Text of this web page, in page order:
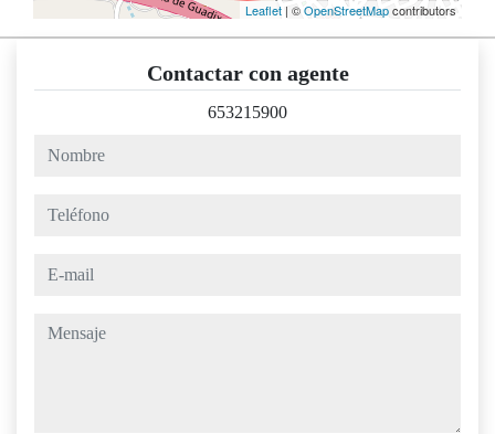
Leaflet | ©OpenStreetMapcontributors
Contactar con agente
653215900
nombre
teléfono
e-mail
mensaje